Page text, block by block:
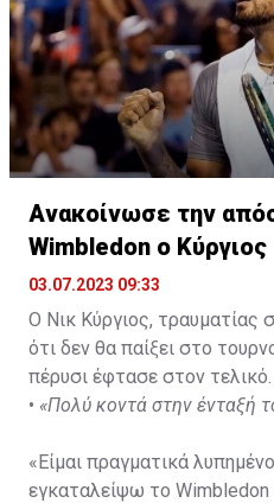
Ανακοίνωσε την
Wimbledon ο Κύργιος
03.07.2023 09:33
Ο Νικ Κύργιος, τραυματίας
ότι δεν θα παίξει στο
πέρυσι έφτασε στον τελικό.
• «Πολύ κοντά στην ένταξή
«Είμαι πραγματικά
εγκαταλείψω το